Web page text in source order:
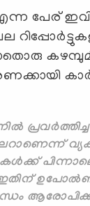
പേര്
പിന്നാലെ
ഇതിന്
ബന്ധം